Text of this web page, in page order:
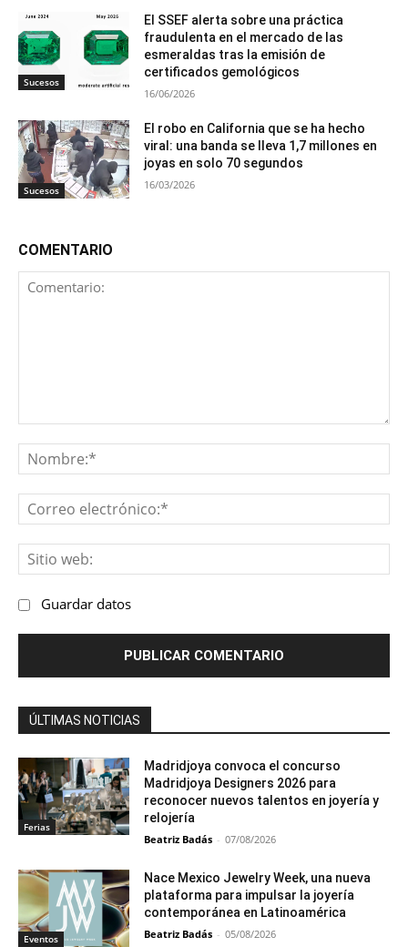
Sucesos
El SSEF alerta sobre una práctica
fraudulenta en el mercado de las
esmeraldas tras la emisión de
certificados gemológicos
16/06/2026
Sucesos
El robo en California que se ha hecho
viral: una banda se lleva 1,7 millones en
joyas en solo 70 segundos
16/03/2026
COMENTARIO
Guardar datos
ÚLTIMAS NOTICIAS
Ferias
Madridjoya convoca el concurso
Madridjoya Designers 2026 para
reconocer nuevos talentos en joyería y
relojería
Beatriz Badás - 07/08/2026
Eventos
Nace Mexico Jewelry Week, una nueva
plataforma para impulsar la joyería
contemporánea en Latinoamérica
Beatriz Badás - 05/08/2026